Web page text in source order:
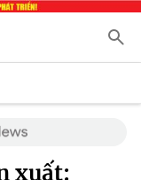
xuất: